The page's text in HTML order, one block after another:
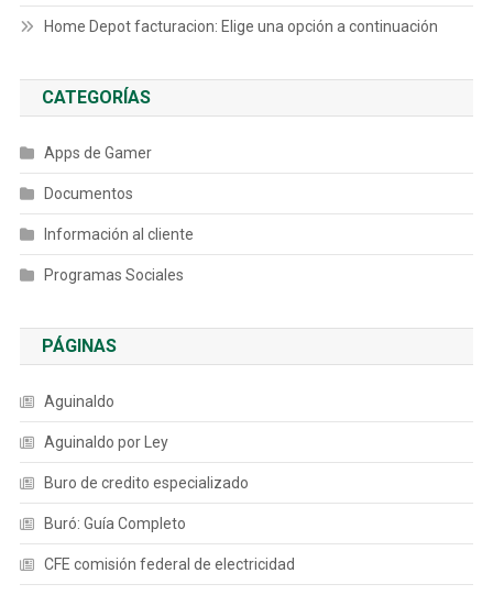
Home Depot facturacion: Elige una opción a continuación
CATEGORÍAS
Apps de Gamer
Documentos
Información al cliente
Programas Sociales
PÁGINAS
Aguinaldo
Aguinaldo por Ley
Buro de credito especializado
Buró: Guía Completo
CFE comisión federal de electricidad